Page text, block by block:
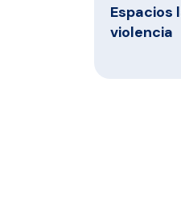
Espacios
violencia